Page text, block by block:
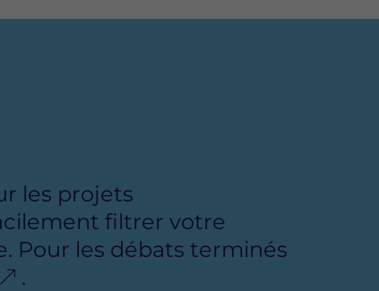
les projets
filtrer votre
Pour les débats terminés
.